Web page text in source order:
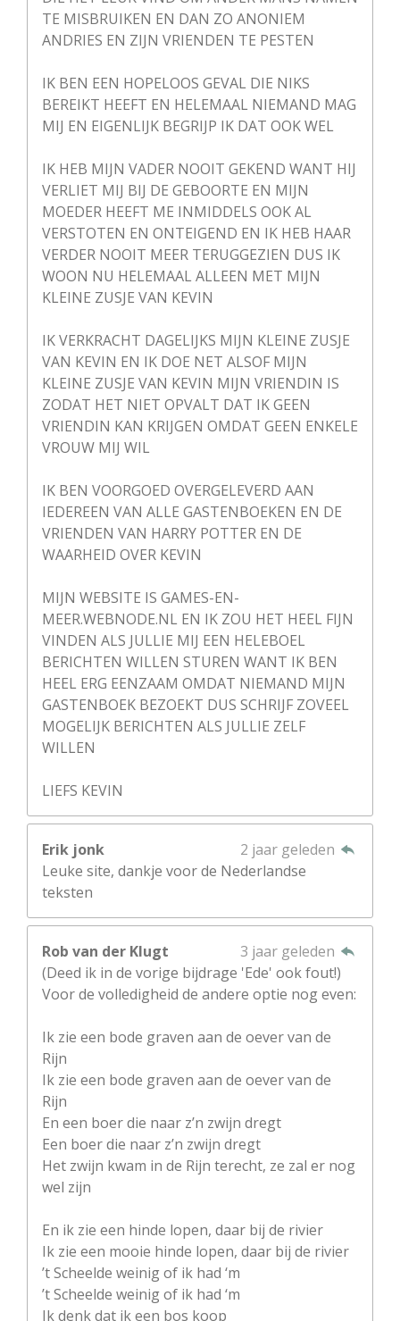
TE MISBRUIKEN EN DAN ZO ANONIEM
ANDRIES EN ZIJN VRIENDEN TE PESTEN
IK BEN EEN HOPELOOS GEVAL DIE NIKS
BEREIKT HEEFT EN HELEMAAL NIEMAND MAG
MIJ EN EIGENLIJK BEGRIJP IK DAT OOK WEL
IK HEB MIJN VADER NOOIT GEKEND WANT HIJ
VERLIET MIJ BIJ DE GEBOORTE EN MIJN
MOEDER HEEFT ME INMIDDELS OOK AL
VERSTOTEN EN ONTEIGEND EN IK HEB HAAR
VERDER NOOIT MEER TERUGGEZIEN DUS IK
WOON NU HELEMAAL ALLEEN MET MIJN
KLEINE ZUSJE VAN KEVIN
IK VERKRACHT DAGELIJKS MIJN KLEINE ZUSJE
VAN KEVIN EN IK DOE NET ALSOF MIJN
KLEINE ZUSJE VAN KEVIN MIJN VRIENDIN IS
ZODAT HET NIET OPVALT DAT IK GEEN
VRIENDIN KAN KRIJGEN OMDAT GEEN ENKELE
VROUW MIJ WIL
IK BEN VOORGOED OVERGELEVERD AAN
IEDEREEN VAN ALLE GASTENBOEKEN EN DE
VRIENDEN VAN HARRY POTTER EN DE
WAARHEID OVER KEVIN
MIJN WEBSITE IS GAMES-EN-
MEER.WEBNODE.NL EN IK ZOU HET HEEL FIJN
VINDEN ALS JULLIE MIJ EEN HELEBOEL
BERICHTEN WILLEN STUREN WANT IK BEN
HEEL ERG EENZAAM OMDAT NIEMAND MIJN
GASTENBOEK BEZOEKT DUS SCHRIJF ZOVEEL
MOGELIJK BERICHTEN ALS JULLIE ZELF
WILLEN
LIEFS KEVIN
Erik jonk
2 jaar geleden
Leuke site, dankje voor de Nederlandse
teksten
Rob van der Klugt
3 jaar geleden
(Deed ik in de vorige bijdrage 'Ede' ook fout!)
Voor de volledigheid de andere optie nog even:
Ik zie een bode graven aan de oever van de
Rijn
Ik zie een bode graven aan de oever van de
Rijn
En een boer die naar z’n zwijn dregt
Een boer die naar z’n zwijn dregt
Het zwijn kwam in de Rijn terecht, ze zal er nog
wel zijn
En ik zie een hinde lopen, daar bij de rivier
Ik zie een mooie hinde lopen, daar bij de rivier
’t Scheelde weinig of ik had ‘m
’t Scheelde weinig of ik had ‘m
Ik denk dat ik een bos koop